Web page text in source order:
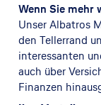
Wenn Sie mehr
Unser Albatros
den Tellerrand
interessanten
auch über
Finanzen